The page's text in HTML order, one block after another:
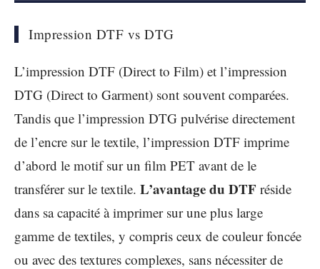
Impression DTF vs DTG
L’impression DTF (Direct to Film) et l’impression
DTG (Direct to Garment) sont souvent comparées.
Tandis que l’impression DTG pulvérise directement
de l’encre sur le textile, l’impression DTF imprime
d’abord le motif sur un film PET avant de le
transférer sur le textile. L’avantage du DTF réside
dans sa capacité à imprimer sur une plus large
gamme de textiles, y compris ceux de couleur foncée
ou avec des textures complexes, sans nécessiter de